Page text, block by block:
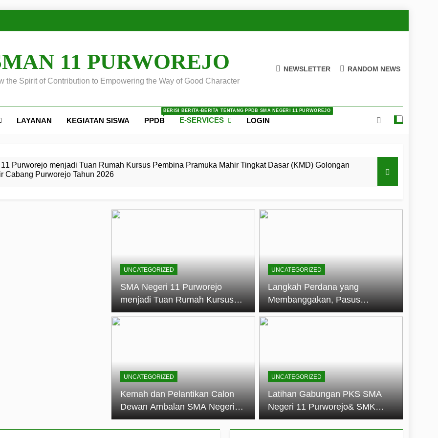
11 PURWOREJO
the Spirit of Contribution to Empowering the Way of Good Character
NEWSLETTER RANDOM NEWS
LAYANAN KEGIATAN SISWA PPDB
BERISI BERITA-BERITA TENTANG PPDB SMA NEGERI 11 PURWOREJO
E-SERVICES LOGIN
Purworejo menjadi Tuan Rumah Kursus Pembina Pramuka Mahir Tingkat Dasar (KMD) Golongan
Cabang Purworejo Tahun 2026
Calon Dewan Ambalan SMA Negeri 11 Purworejo: Membentuk Jiwa Kepemimpinan, Disiplin,
11 Purworejo Sukses Gelar LPBB Jatayudha Open 2 Tahun 2026
Tingkat
Gugus Depan
di LKBB
oleh Pasukan Khusus
11
Negeri 11 Purworejo
menjadi lokasi pelaksanaan
UNCATEGORIZED
SMA Negeri 11 Purworejo
menjadi Tuan Rumah Kursus
Pembina Pramuka Mahir
UNCATEGORIZED
Langkah Perdana yang
Membanggakan, Pasus
Jatayudha Ukir Prestasi di
UNCATEGORIZED
Kemah dan Pelantikan Calon
Dewan Ambalan SMA Negeri
11 Purworejo: Membentuk Jiwa
Kepemimpinan, Disiplin, dan
UNCATEGORIZED
Latihan Gabungan PKS SMA
Negeri 11 Purworejo& SMK
Negeri 6 Purworejo:
Membangun Disiplin,